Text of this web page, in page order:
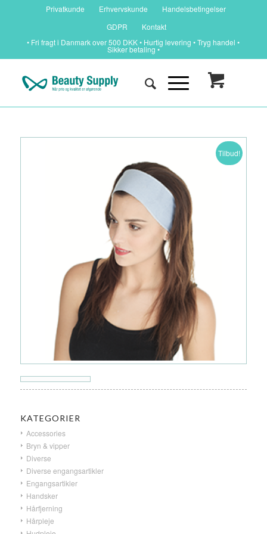
Privatkunde Erhvervskunde
Handelsbetingelser
GDPR
Kontakt
• Fri fragt i Danmark over 500 DKK • Hurtig levering • Tryg handel •
Sikker betaling •
Tilbud!
KATEGORIER
Accessories
Bryn & vipper
Diverse
Diverse engangsartikler
Engangsartikler
Handsker
Hårfjerning
Hårpleje